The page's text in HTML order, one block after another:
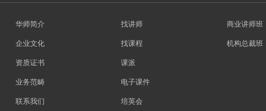
华师简介
企业文化
资质证书
业务范畴
联系我们
找讲师
找课程
课派
电子课件
培英会
商业讲师班
机构总裁班